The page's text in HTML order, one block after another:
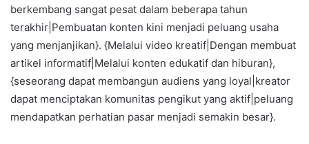
berkembang sangat pesat dalam beberapa tahun
terakhir|Pembuatan konten kini menjadi peluang usaha
yang menjanjikan}. {Melalui video kreatif|Dengan membuat
artikel informatif|Melalui konten edukatif dan hiburan},
{seseorang dapat membangun audiens yang loyal|kreator
dapat menciptakan komunitas pengikut yang aktif|peluang
mendapatkan perhatian pasar menjadi semakin besar}.